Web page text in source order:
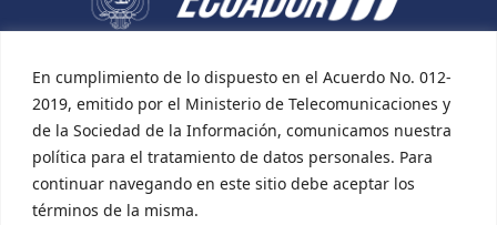
En cumplimiento de lo dispuesto en el Acuerdo No. 012-
2019, emitido por el Ministerio de Telecomunicaciones y
de la Sociedad de la Información, comunicamos nuestra
política para el tratamiento de datos personales. Para
continuar navegando en este sitio debe aceptar los
términos de la misma.